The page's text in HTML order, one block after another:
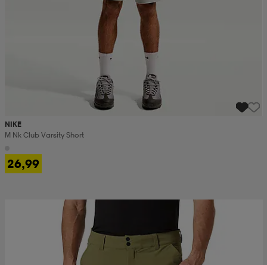
NIKE
M Nk Club Varsity Short
26,99